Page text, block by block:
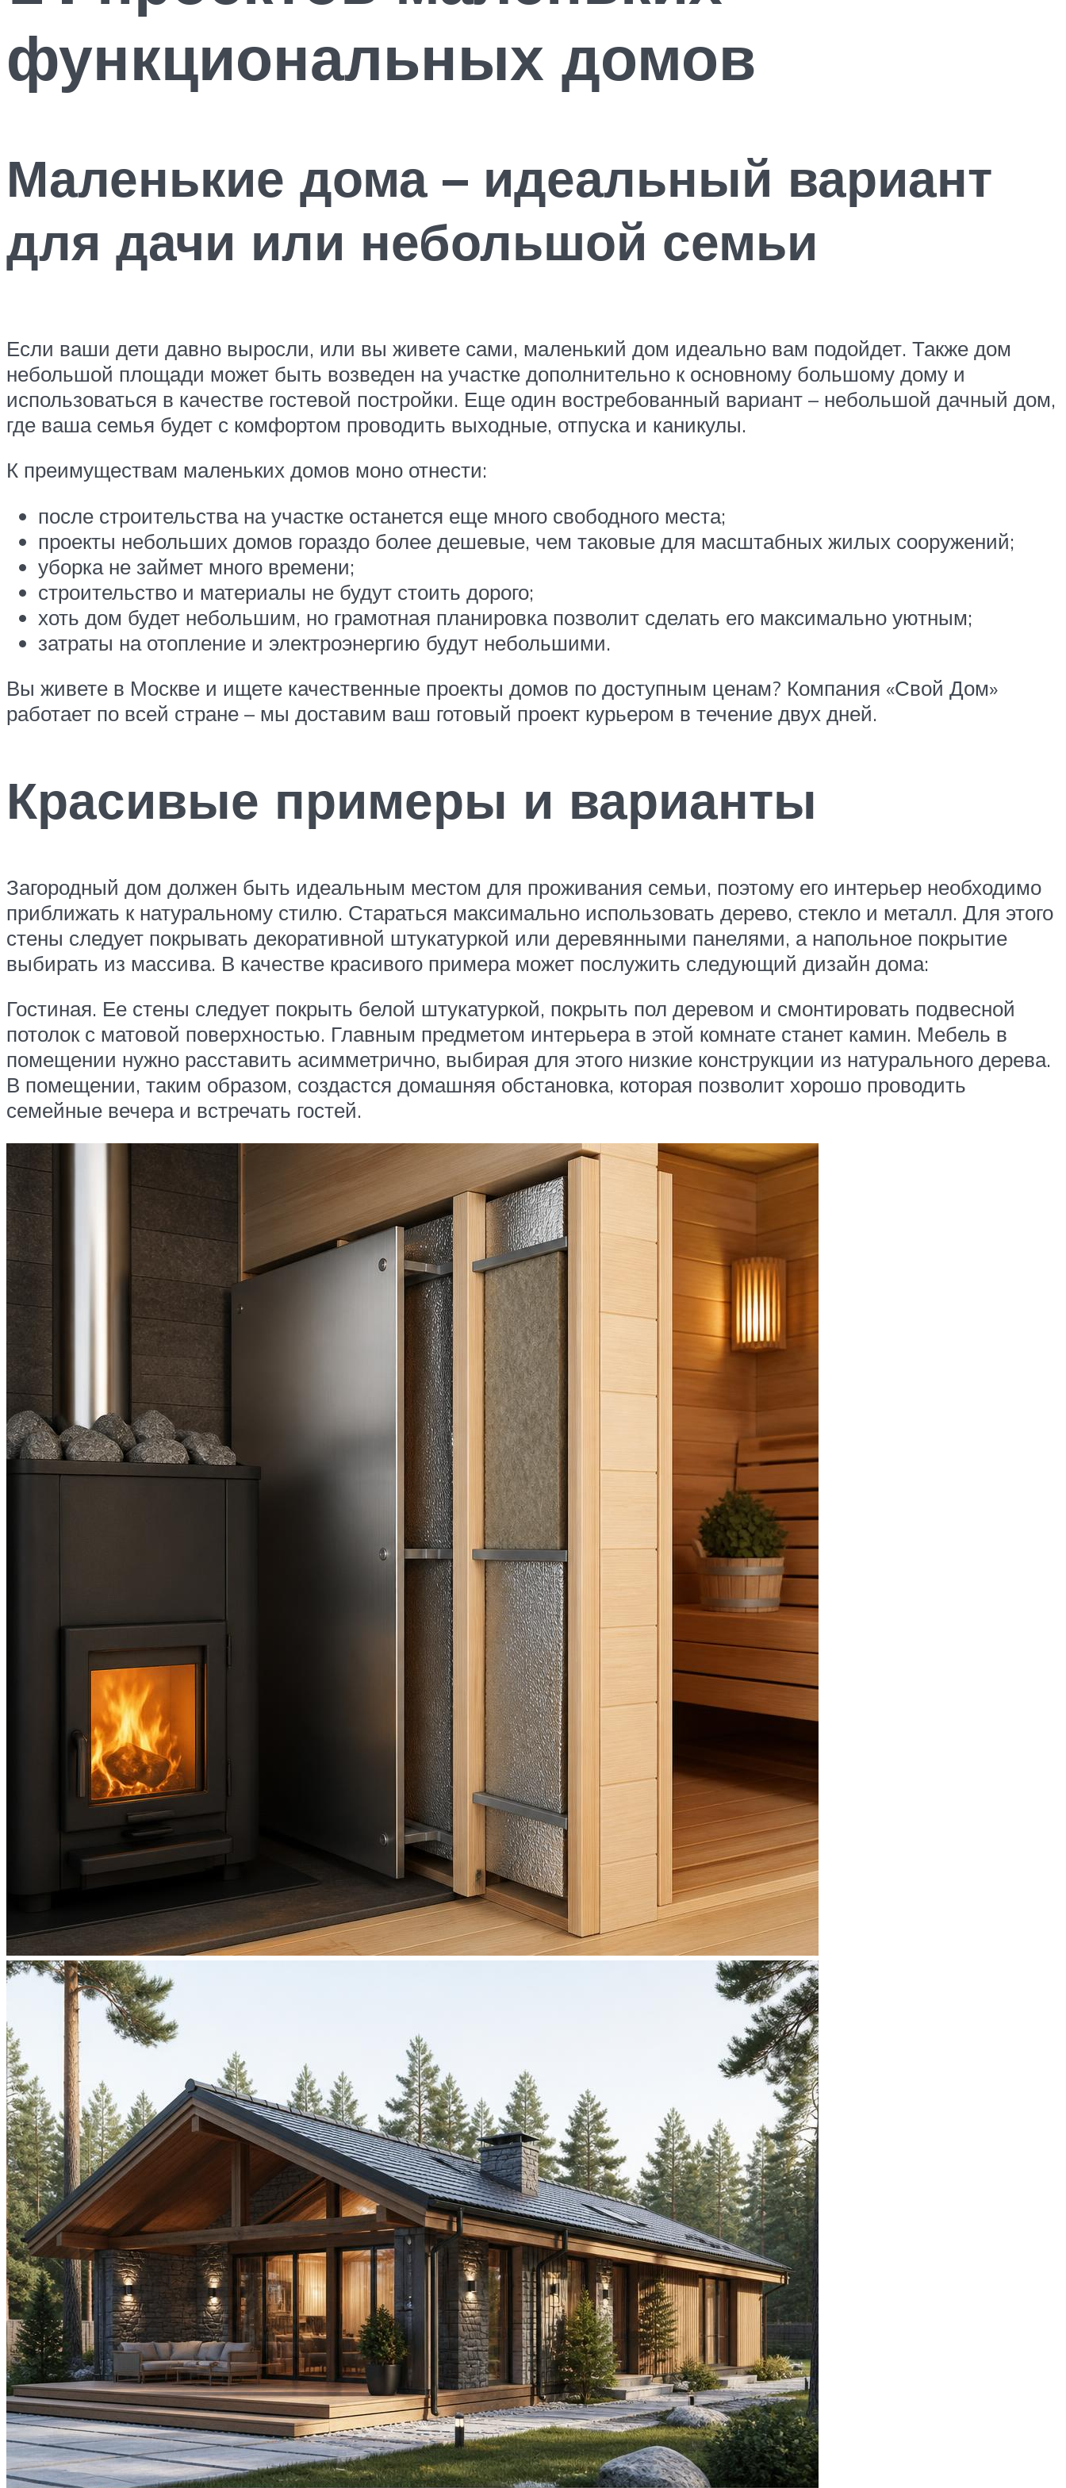
функциональных домов
Маленькие дома – идеальный вариант
для дачи или небольшой семьи
Если ваши дети давно выросли, или вы живете сами, маленький дом идеально вам подойдет. Также дом
небольшой площади может быть возведен на участке дополнительно к основному большому дому и
использоваться в качестве гостевой постройки. Еще один востребованный вариант – небольшой дачный дом,
где ваша семья будет с комфортом проводить выходные, отпуска и каникулы.
К преимуществам маленьких домов моно отнести:
после строительства на участке останется еще много свободного места;
проекты небольших домов гораздо более дешевые, чем таковые для масштабных жилых сооружений;
уборка не займет много времени;
строительство и материалы не будут стоить дорого;
хоть дом будет небольшим, но грамотная планировка позволит сделать его максимально уютным;
затраты на отопление и электроэнергию будут небольшими.
Вы живете в Москве и ищете качественные проекты домов по доступным ценам? Компания «Свой Дом»
работает по всей стране – мы доставим ваш готовый проект курьером в течение двух дней.
Красивые примеры и варианты
Загородный дом должен быть идеальным местом для проживания семьи, поэтому его интерьер необходимо
приближать к натуральному стилю. Стараться максимально использовать дерево, стекло и металл. Для этого
стены следует покрывать декоративной штукатуркой или деревянными панелями, а напольное покрытие
выбирать из массива. В качестве красивого примера может послужить следующий дизайн дома:
Гостиная. Ее стены следует покрыть белой штукатуркой, покрыть пол деревом и смонтировать подвесной
потолок с матовой поверхностью. Главным предметом интерьера в этой комнате станет камин. Мебель в
помещении нужно расставить асимметрично, выбирая для этого низкие конструкции из натурального дерева.
В помещении, таким образом, создастся домашняя обстановка, которая позволит хорошо проводить
семейные вечера и встречать гостей.